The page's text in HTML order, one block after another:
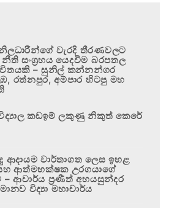
නිලධාරීන්ගේ වැරදි තීරණවලට
සංග්‍රහය යෙදවීම බරපතල
– සුනිල් කන්නන්ගර
රත්නපුර, අම්පාර හිටපු මහ
කඩඉම් ලකුණු නිකුත් කෙරේ
ආදායම වාර්තාගත ලෙස ඉහළ
ආත්මභක්ෂක උරගයාගේ
– ආචාර්ය ප්‍රණීත් අභයසුන්දර
විද්‍යා මහාචාර්ය